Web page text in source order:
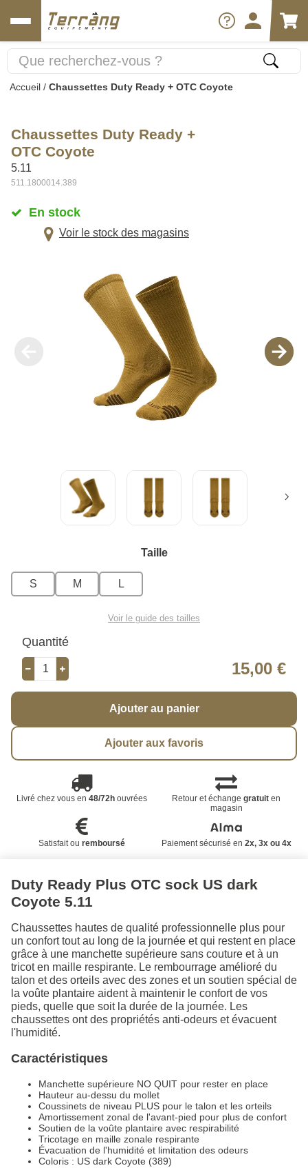
Accueil / Chaussettes Duty Ready + OTC Coyote
Chaussettes Duty Ready +
OTC Coyote
5.11
511.1800014.389
En stock
Voir le stock des magasins
Taille
S M L
Voir le guide des tailles
Quantité
15,00 €
Ajouter au panier
Ajouter aux favoris
Livré chez vous en 48/72houvrées Retour et échangegratuit en
magasin
Satisfait ou remboursé Paiement sécurisé en 2x, 3x ou 4x
Duty Ready Plus OTC sock US dark
Coyote 5.11
Chaussettes hautes de qualité professionnelle plus pour
un confort tout au long de la journée et qui restent en place
grâce à une manchette supérieure sans couture et à un
tricot en maille respirante. Le rembourrage amélioré du
talon et des orteils avec des zones et un soutien spécial de
la voûte plantaire aident à maintenir le confort de vos
pieds, quelle que soit la durée de la journée. Les
chaussettes ont des propriétés anti-odeurs et évacuent
l'humidité.
Caractéristiques
Manchette supérieure NO QUIT pour rester en place
Hauteur au-dessu du mollet
Coussinets de niveau PLUS pour le talon et les orteils
Amortissement zonal de l'avant-pied pour plus de confort
Soutien de la voûte plantaire avec respirabilité
Tricotage en maille zonale respirante
Évacuation de l'humidité et limitation des odeurs
Coloris : US dark Coyote (389)